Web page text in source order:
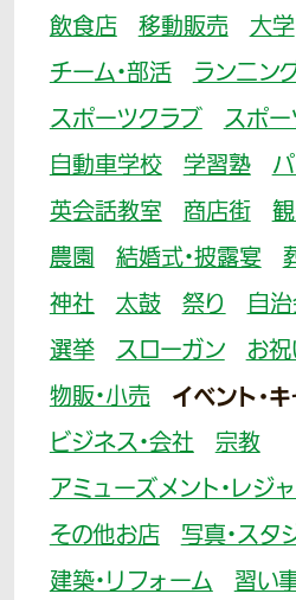
飲食店
移動販売 大学
チーム・部活
ランニン
スポーツクラブ
スポー
自動車学校
学習塾
英会話教室
商店街
農園
結婚式・披露宴
神社
太鼓 祭り 自
選挙
スローガン
お祝
物販・小売
イベント・
ビジネス・会社
宗教
アミューズメント・レジ
その他お店
写真・スタ
建築・リフォーム
習い